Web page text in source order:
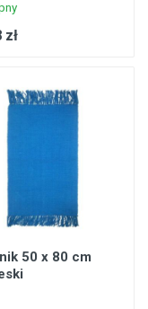
zł
50 x 80 cm